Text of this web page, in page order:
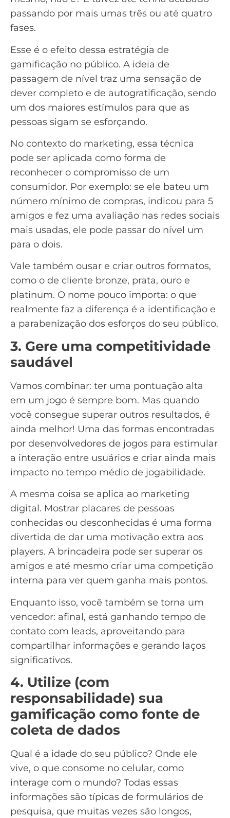
passando por mais umas três ou até quatro
fases.
Esse é o efeito dessa estratégia de
gamificação no público. A ideia de
passagem de nível traz uma sensação de
dever completo e de autogratificação, sendo
um dos maiores estímulos para que as
pessoas sigam se esforçando.
No contexto do marketing, essa técnica
pode ser aplicada como forma de
reconhecer o compromisso de um
consumidor. Por exemplo: se ele bateu um
número mínimo de compras, indicou para 5
amigos e fez uma avaliação nas redes sociais
mais usadas, ele pode passar do nível um
para o dois.
Vale também ousar e criar outros formatos,
como o de cliente bronze, prata, ouro e
platinum. O nome pouco importa: o que
realmente faz a diferença é a identificação e
a parabenização dos esforços do seu público.
3. Gere uma competitividade
saudável
Vamos combinar: ter uma pontuação alta
em um jogo é sempre bom. Mas quando
você consegue superar outros resultados, é
ainda melhor! Uma das formas encontradas
por desenvolvedores de jogos para estimular
a interação entre usuários e criar ainda mais
impacto no tempo médio de jogabilidade.
A mesma coisa se aplica ao marketing
digital. Mostrar placares de pessoas
conhecidas ou desconhecidas é uma forma
divertida de dar uma motivação extra aos
players. A brincadeira pode ser superar os
amigos e até mesmo criar uma competição
interna para ver quem ganha mais pontos.
Enquanto isso, você também se torna um
vencedor: afinal, está ganhando tempo de
contato com leads, aproveitando para
compartilhar informações e gerando laços
significativos.
4. Utilize (com
responsabilidade) sua
gamificação como fonte de
coleta de dados
Qual é a idade do seu público? Onde ele
vive, o que consome no celular, como
interage com o mundo? Todas essas
informações são típicas de formulários de
pesquisa, que muitas vezes são longos,